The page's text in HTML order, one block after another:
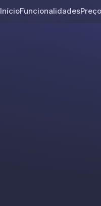
InícioFuncionalidades